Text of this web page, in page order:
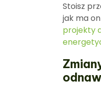
Stoisz
jak ma
projekty